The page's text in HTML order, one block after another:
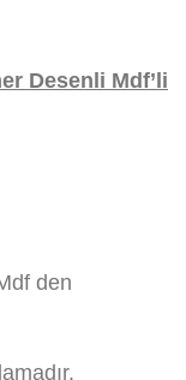
Desenli Mdf’li
den